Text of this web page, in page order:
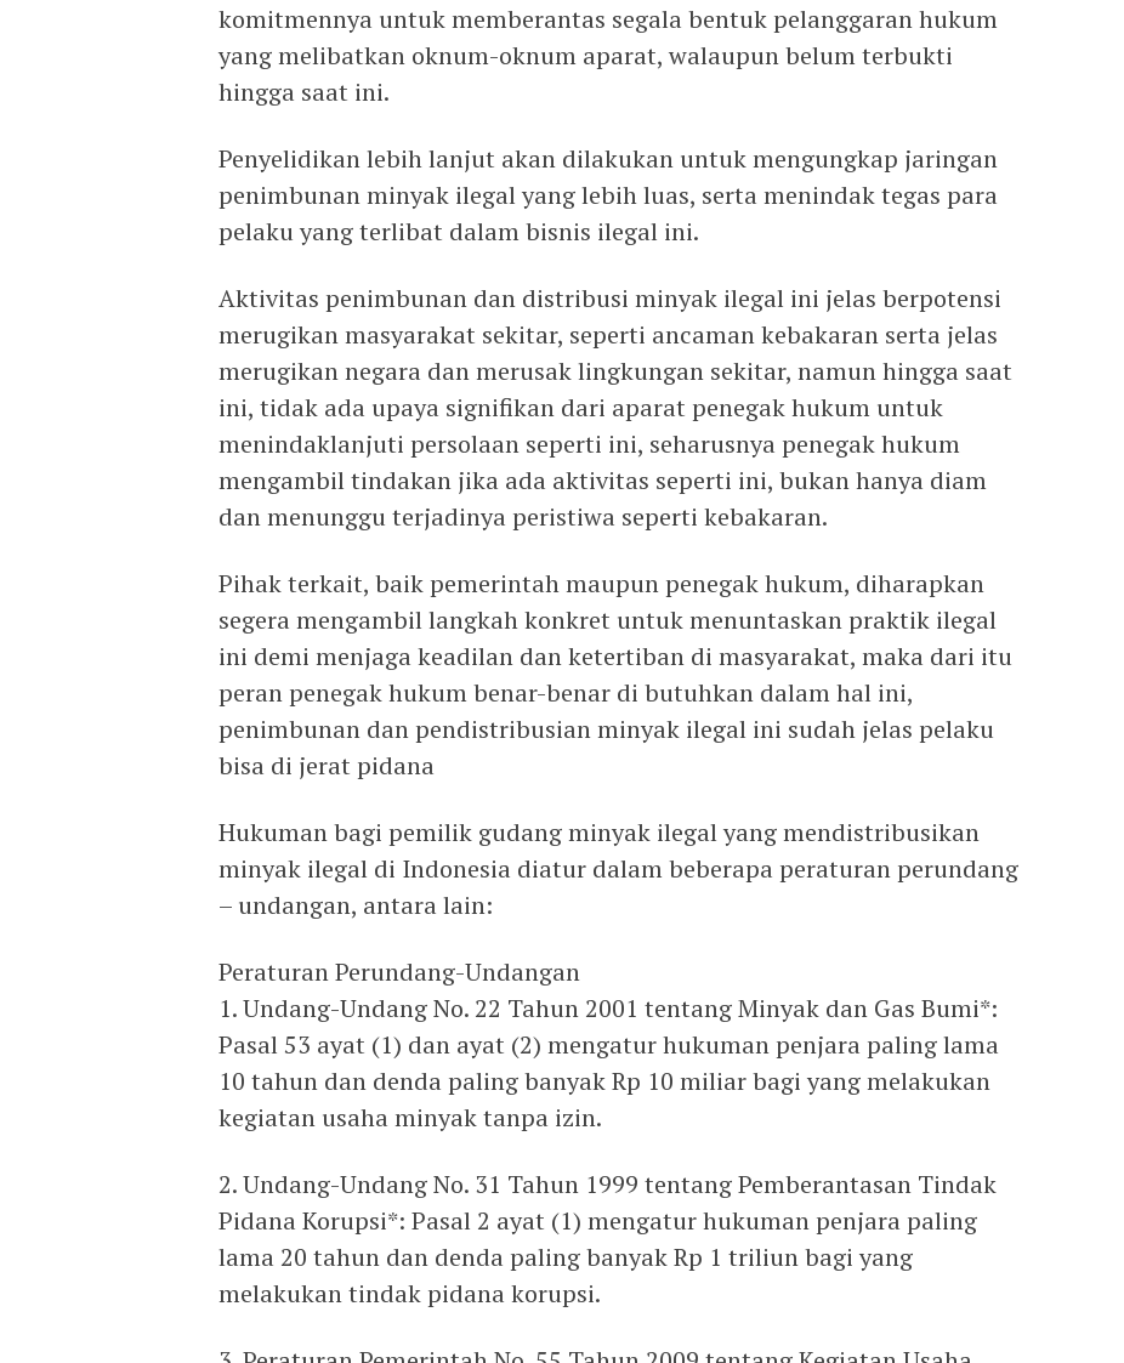
komitmennya untuk memberantas segala bentuk pelanggaran hukum
yang melibatkan oknum-oknum aparat, walaupun belum terbukti
hingga saat ini.
Penyelidikan lebih lanjut akan dilakukan untuk mengungkap jaringan
penimbunan minyak ilegal yang lebih luas, serta menindak tegas para
pelaku yang terlibat dalam bisnis ilegal ini.
Aktivitas penimbunan dan distribusi minyak ilegal ini jelas berpotensi
merugikan masyarakat sekitar, seperti ancaman kebakaran serta jelas
merugikan negara dan merusak lingkungan sekitar, namun hingga saat
ini, tidak ada upaya signifikan dari aparat penegak hukum untuk
menindaklanjuti persolaan seperti ini, seharusnya penegak hukum
mengambil tindakan jika ada aktivitas seperti ini, bukan hanya diam
dan menunggu terjadinya peristiwa seperti kebakaran.
Pihak terkait, baik pemerintah maupun penegak hukum, diharapkan
segera mengambil langkah konkret untuk menuntaskan praktik ilegal
ini demi menjaga keadilan dan ketertiban di masyarakat, maka dari itu
peran penegak hukum benar-benar di butuhkan dalam hal ini,
penimbunan dan pendistribusian minyak ilegal ini sudah jelas pelaku
bisa di jerat pidana
Hukuman bagi pemilik gudang minyak ilegal yang mendistribusikan
minyak ilegal di Indonesia diatur dalam beberapa peraturan perundang
– undangan, antara lain:
Peraturan Perundang-Undangan
1. Undang-Undang No. 22 Tahun 2001 tentang Minyak dan Gas Bumi*:
Pasal 53 ayat (1) dan ayat (2) mengatur hukuman penjara paling lama
10 tahun dan denda paling banyak Rp 10 miliar bagi yang melakukan
kegiatan usaha minyak tanpa izin.
2. Undang-Undang No. 31 Tahun 1999 tentang Pemberantasan Tindak
Pidana Korupsi*: Pasal 2 ayat (1) mengatur hukuman penjara paling
lama 20 tahun dan denda paling banyak Rp 1 triliun bagi yang
melakukan tindak pidana korupsi.